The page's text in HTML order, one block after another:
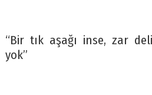
“Bir tık aşağı inse, zar
yok”